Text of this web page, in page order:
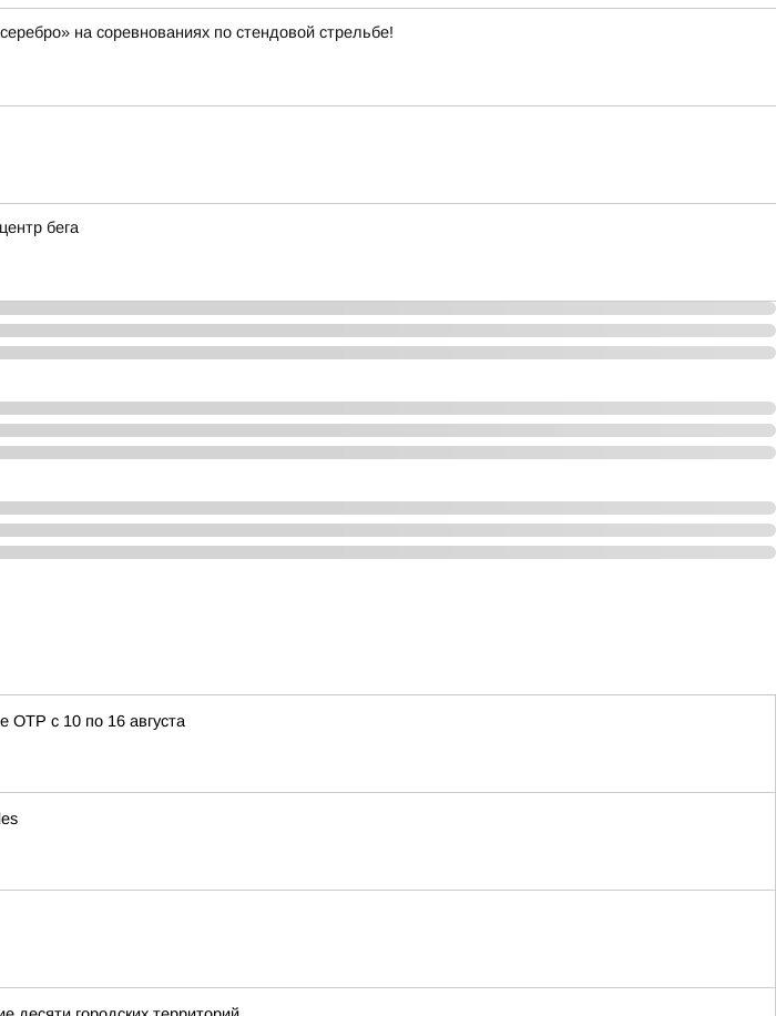
на соревнованиях по стендовой стрельбе!
бега
ОТР с 10 по 16 августа